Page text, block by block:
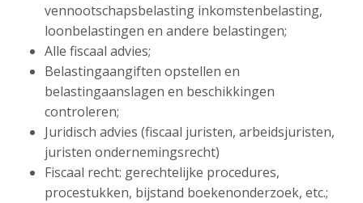
vennootschapsbelasting inkomstenbelasting,
loonbelastingen en andere belastingen;
Alle fiscaal advies;
Belastingaangiften opstellen en
belastingaanslagen en beschikkingen
controleren;
Juridisch advies (fiscaal juristen, arbeidsjuristen,
juristen ondernemingsrecht)
Fiscaal recht: gerechtelijke procedures,
procestukken, bijstand boekenonderzoek, etc.;